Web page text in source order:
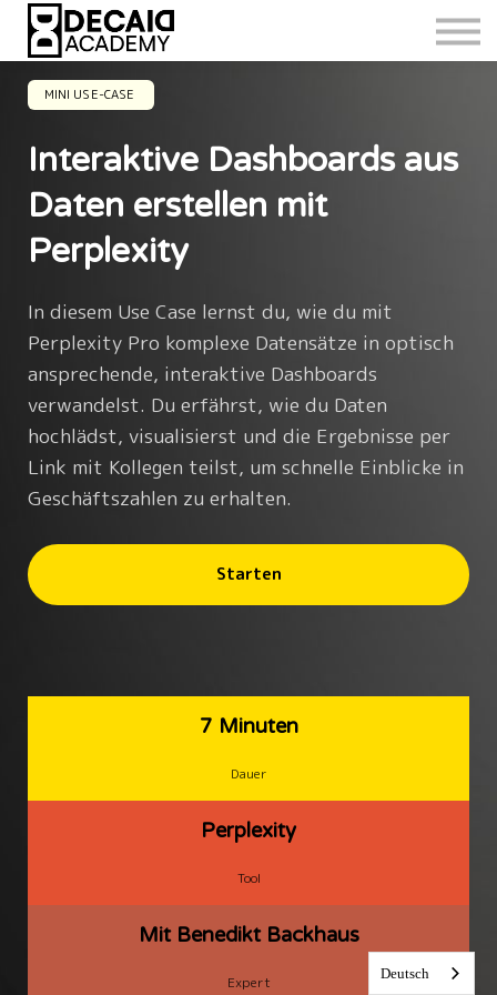
MINI USE-CASE
Interaktive Dashboards aus
Daten erstellen mit
Perplexity
In diesem Use Case lernst du, wie du mit
Perplexity Pro komplexe Datensätze in optisch
ansprechende, interaktive Dashboards
verwandelst. Du erfährst, wie du Daten
hochlädst, visualisierst und die Ergebnisse per
Link mit Kollegen teilst, um schnelle Einblicke in
Geschäftszahlen zu erhalten.
Starten
7 Minuten
Dauer
Perplexity
Tool
Mit Benedikt Backhaus
Expert Deutsch